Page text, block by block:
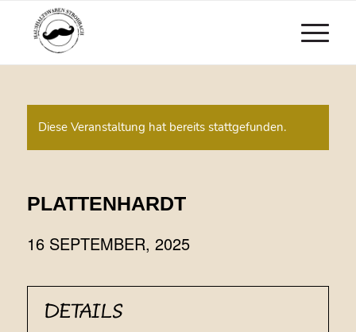
Diese Veranstaltung hat bereits stattgefunden.
PLATTENHARDT
16 SEPTEMBER, 2025
DETAILS